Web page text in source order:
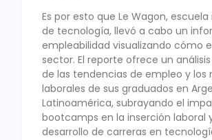
Es por esto que Le Wagon, escuela
de tecnología, llevó a cabo un
empleabilidad visualizando cómo
sector. El reporte ofrece un
de las tendencias de empleo y los
laborales de sus graduados en
Latinoamérica, subrayando el
bootcamps en la inserción laboral
desarrollo de carreras en